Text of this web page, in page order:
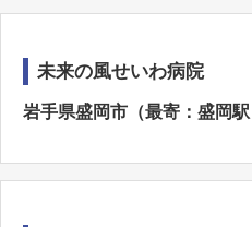
未来の風せいわ病院
岩手県盛岡市（最寄：盛岡